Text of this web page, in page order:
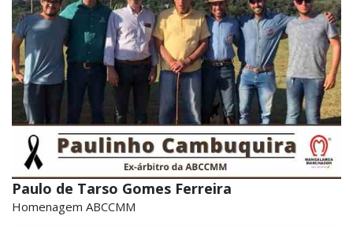
Paulo de Tarso Gomes Ferreira
Homenagem ABCCMM